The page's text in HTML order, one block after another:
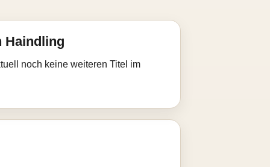
Haindling
noch keine weiteren Titel im